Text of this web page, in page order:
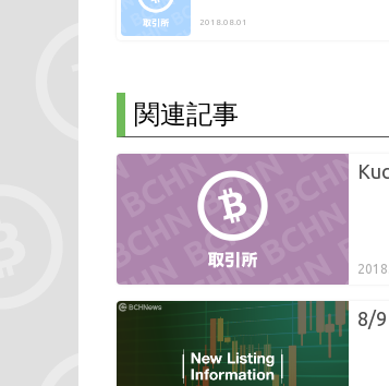
2018.08.01
関連記事
8/